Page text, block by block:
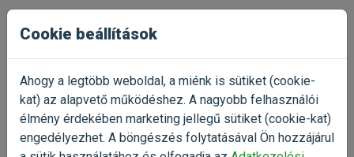
Előny:
vagy ügyfélszolgálat)
• Kutya és/vagy cica tulajdonos, esetlegesen jártasság a
gondozásukban
• Állatszeretet
Cookie beállítások
Ahogy a legtöbb weboldal, a miénk is sütiket (cookie-
kat) az alapvető működéshez. A nagyobb felhasználói
élmény érdekében marketing jellegű sütiket (cookie-kat)
engedélyezhet. A böngészés folytatásával Ön hozzájárul